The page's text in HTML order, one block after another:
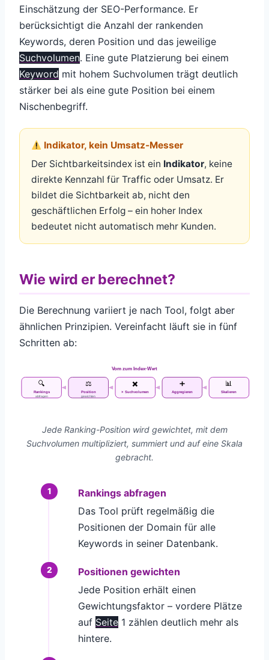
Einschätzung der SEO-Performance. Er
berücksichtigt die Anzahl der rankenden
Keywords, deren Position und das jeweilige
Suchvolumen. Eine gute Platzierung bei einem
Keyword mit hohem Suchvolumen trägt deutlich
stärker bei als eine gute Position bei einem
Nischenbegriff.
Indikator, kein Umsatz-Messer
Der Sichtbarkeitsindex ist ein Indikator, keine
direkte Kennzahl für Traffic oder Umsatz. Er
bildet die Sichtbarkeit ab, nicht den
geschäftlichen Erfolg – ein hoher Index
bedeutet nicht automatisch mehr Kunden.
Wie wird er berechnet?
Die Berechnung variiert je nach Tool, folgt aber
ähnlichen Prinzipien. Vereinfacht läuft sie in fünf
Schritten ab:
🔍
Rankings
abfragen
⚖️
Position
gewichten
✖️
× Suchvolumen
➕
Aggregieren
📊
Skalieren
Vom zum Index-Wert
Jede Ranking-Position wird gewichtet, mit dem
Suchvolumen multipliziert, summiert und auf eine Skala
gebracht.
Rankings abfragen
Das Tool prüft regelmäßig die
Positionen der Domain für alle
Keywords in seiner Datenbank.
Positionen gewichten
Jede Position erhält einen
Gewichtungsfaktor – vordere Plätze
auf Seite 1 zählen deutlich mehr als
hintere.